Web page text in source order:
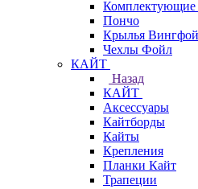
Пончо
Крылья
Чехлы Фойл
КАЙТ
Назад
КАЙТ
Аксессуары
Кайтборды
Кайты
Крепления
Планки Кайт
Трапеции